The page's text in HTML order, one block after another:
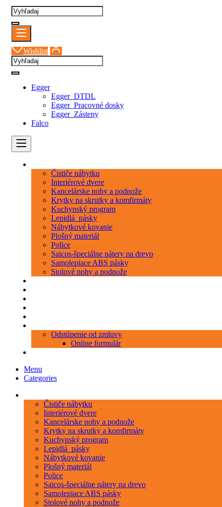
Wishlist
Egger
Egger_DTDL
Egger_Pracovné dosky
Egger_Zásteny
Falco
Čističe nábytku
Interiérové dvere
Kancelárske nohy a podnože
Krytky na skrutky a komfirmáty
Kuchynský program
Lepidlá_pásky
Nábytkové kovanie
Plošný materiál
Police
Saicos-špeciálne nátery na drevo
Samolepiace ABS pásky
Stolové nohy a podnože
Odstúpenie od zmluvy
Online formulár
Menu
Categories
Čističe nábytku
Interiérové dvere
Kancelárske nohy a podnože
Krytky na skrutky a komfirmáty
Kuchynský program
Lepidlá_pásky
Nábytkové kovanie
Plošný materiál
Police
Saicos-špeciálne nátery na drevo
Samolepiace ABS pásky
Stolové nohy a podnože